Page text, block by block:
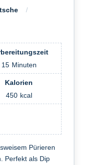
15 Minuten
Kalorien
450 kcal
Pürieren
Perfekt als Dip